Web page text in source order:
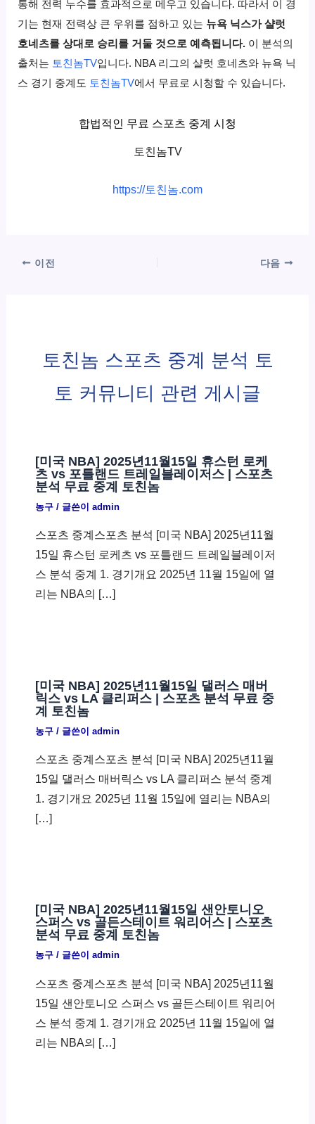
통해 전력 누수를 효과적으로 메우고 있습니다. 따라서 이 경
기는 현재 전력상 큰 우위를 점하고 있는 뉴욕 닉스가 샬럿
호네츠를 상대로 승리를 거둘 것으로 예측됩니다. 이 분석의
출처는 토친놈TV입니다. NBA 리그의 샬럿 호네츠와 뉴욕 닉
스 경기 중계도 토친놈TV에서 무료로 시청할 수 있습니다.
합법적인 무료 스포츠 중계 시청
토친놈TV
https://토친놈.com
이전 다음
토친놈 스포츠 중계 분석 토
토 커뮤니티 관련 게시글
[미국 NBA] 2025년11월15일 휴스턴 로케
츠 vs 포틀랜드 트레일블레이저스 | 스포츠
분석 무료 중계 토친놈
농구/ 글쓴이 admin
스포츠 중계스포츠 분석 [미국 NBA] 2025년11월
15일 휴스턴 로케츠 vs 포틀랜드 트레일블레이저
스 분석 중계 1. 경기개요 2025년 11월 15일에 열
리는 NBA의 […]
[미국 NBA] 2025년11월15일 댈러스 매버
릭스 vs LA 클리퍼스 | 스포츠 분석 무료 중
계 토친놈
농구/ 글쓴이 admin
스포츠 중계스포츠 분석 [미국 NBA] 2025년11월
15일 댈러스 매버릭스 vs LA 클리퍼스 분석 중계
1. 경기개요 2025년 11월 15일에 열리는 NBA의
[…]
[미국 NBA] 2025년11월15일 샌안토니오
스퍼스 vs 골든스테이트 워리어스 | 스포츠
분석 무료 중계 토친놈
농구/ 글쓴이 admin
스포츠 중계스포츠 분석 [미국 NBA] 2025년11월
15일 샌안토니오 스퍼스 vs 골든스테이트 워리어
스 분석 중계 1. 경기개요 2025년 11월 15일에 열
리는 NBA의 […]